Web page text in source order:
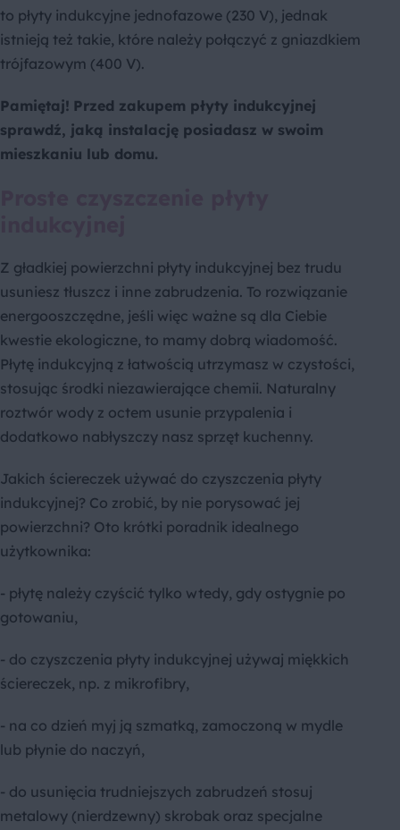
to płyty indukcyjne jednofazowe (230 V), jednak
istnieją też takie, które należy połączyć z gniazdkiem
trójfazowym (400 V).
Pamiętaj! Przed zakupem płyty indukcyjnej
sprawdź, jaką instalację posiadasz w swoim
mieszkaniu lub domu.
Z gładkiej powierzchni płyty indukcyjnej bez trudu
usuniesz tłuszcz i inne zabrudzenia. To rozwiązanie
energooszczędne, jeśli więc ważne są dla Ciebie
kwestie ekologiczne, to mamy dobrą wiadomość.
Płytę indukcyjną z łatwością utrzymasz w czystości,
stosując środki niezawierające chemii. Naturalny
roztwór wody z octem usunie przypalenia i
dodatkowo nabłyszczy nasz sprzęt kuchenny.
Jakich ściereczek używać do czyszczenia płyty
indukcyjnej? Co zrobić, by nie porysować jej
powierzchni? Oto krótki poradnik idealnego
użytkownika:
- płytę należy czyścić tylko wtedy, gdy ostygnie po
gotowaniu,
- do czyszczenia płyty indukcyjnej używaj miękkich
ściereczek, np. z mikrofibry,
- na co dzień myj ją szmatką, zamoczoną w mydle
lub płynie do naczyń,
- do usunięcia trudniejszych zabrudzeń stosuj
metalowy (nierdzewny) skrobak oraz specjalne